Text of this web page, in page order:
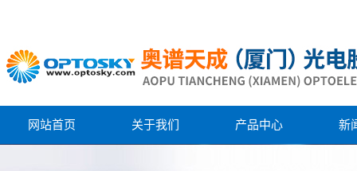
网站首页 关于我们 产品中心 新